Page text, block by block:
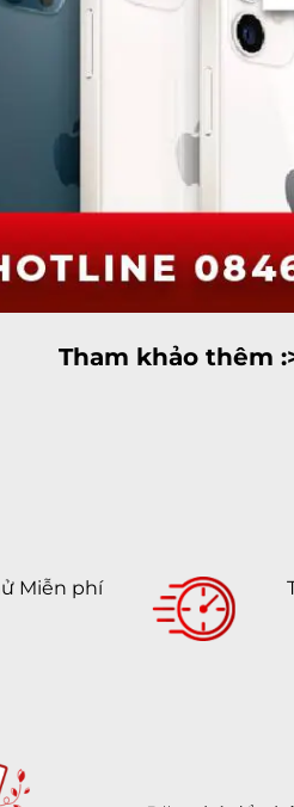
Tham khảo thêm
Miễn phí